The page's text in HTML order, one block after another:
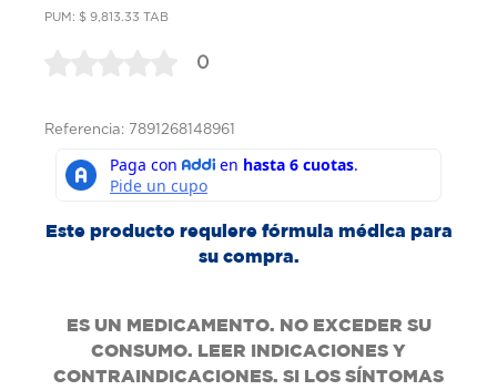
PUM: $ 9,813.33 TAB
0
Referencia: 7891268148961
Este producto requiere fórmula médica para
su compra.
ES UN MEDICAMENTO. NO EXCEDER SU
CONSUMO. LEER INDICACIONES Y
CONTRAINDICACIONES. SI LOS SÍNTOMAS